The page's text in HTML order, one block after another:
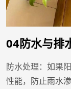
04防水与排
防水处理：如果
性能，防止雨水